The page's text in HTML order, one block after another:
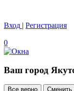
Вход | Регистрация
0
Ваш город
Все верно Сменить